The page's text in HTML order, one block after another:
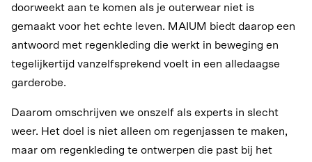
doorweekt aan te komen als je outerwear niet is
gemaakt voor het echte leven. MAIUM biedt daarop een
antwoord met regenkleding die werkt in beweging en
tegelijkertijd vanzelfsprekend voelt in een alledaagse
garderobe.
Daarom omschrijven we onszelf als experts in slecht
weer. Het doel is niet alleen om regenjassen te maken,
maar om regenkleding te ontwerpen die past bij het